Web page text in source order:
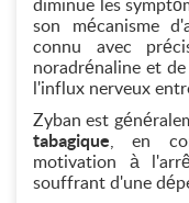
diminue les
son mécanisme
connu avec
noradrénaline et
l'influx nerveux
Zyban est
tabagique, en
motivation à
souffrant d'une